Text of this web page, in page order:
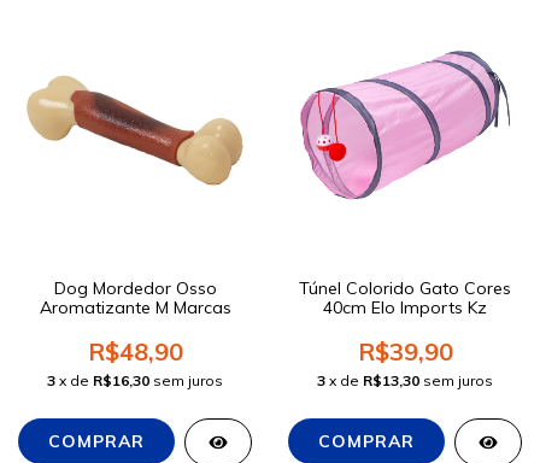
Dog Mordedor Osso
Aromatizante M Marcas
R$48,90
3 x de R$16,30 sem juros
Túnel Colorido Gato Cores
40cm Elo Imports Kz
R$39,90
3 x de R$13,30 sem juros